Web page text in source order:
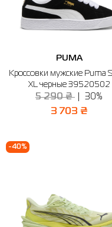
PUMA
Кроссовки мужские Puma
XL черные 39520502
5 290 ₴ 30%
3 703 ₴
-40%